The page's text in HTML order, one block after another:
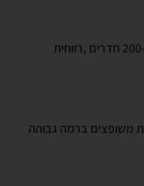
שותפות לרשת מלונות בוטיק, כ-200 חדרים ,רווחית
משופצים ברמה גבוהה